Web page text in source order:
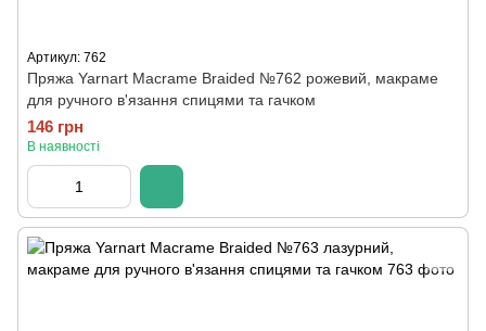
Артикул: 762
Пряжа Yarnart Macrame Braided №762 рожевий, макраме
для ручного в'язання спицями та гачком
146 грн
В наявності